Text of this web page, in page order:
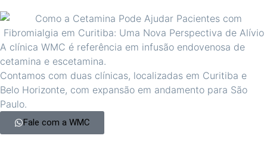
A clínica WMC é referência em infusão endovenosa de
cetamina e escetamina.
Contamos com duas clínicas, localizadas em Curitiba e
Belo Horizonte, com expansão em andamento para São
Paulo.
Fale com a WMC